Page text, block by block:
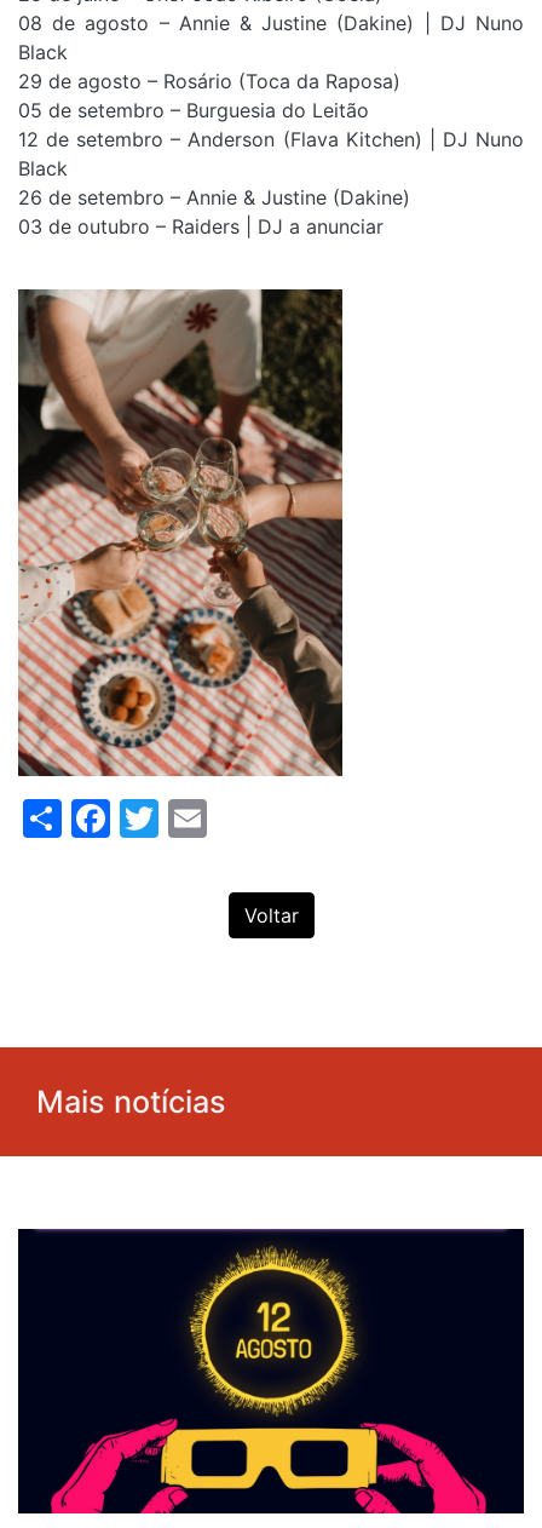
08 de agosto – Annie & Justine (Dakine) | DJ Nuno
Black
29 de agosto – Rosário (Toca da Raposa)
05 de setembro – Burguesia do Leitão
12 de setembro – Anderson (Flava Kitchen) | DJ Nuno
Black
26 de setembro – Annie & Justine (Dakine)
03 de outubro – Raiders | DJ a anunciar
ShareFacebook
Twitter
Voltar
Mais notícias